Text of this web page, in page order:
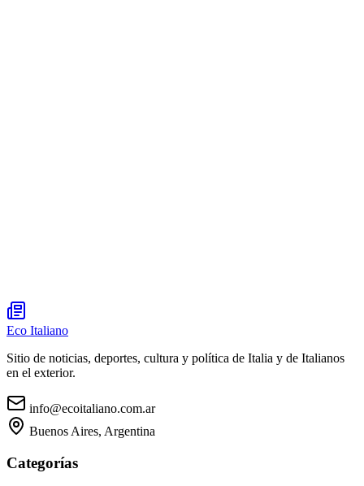
Eco Italiano
Sitio de noticias, deportes, cultura y política de Italia y de Italianos
en el exterior.
info@ecoitaliano.com.ar
Buenos Aires, Argentina
Categorías